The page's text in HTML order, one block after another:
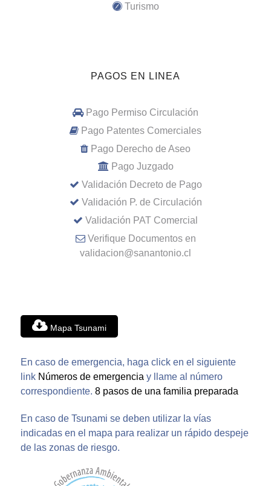
Turismo
PAGOS EN LINEA
Pago Permiso Circulación
Pago Patentes Comerciales
Pago Derecho de Aseo
Pago Juzgado
Validación Decreto de Pago
Validación P. de Circulación
Validación PAT Comercial
Verifique Documentos en
validacion@sanantonio.cl
Mapa Tsunami
En caso de emergencia, haga click en el siguiente
link Números de emergencia y llame al número
correspondiente. 8 pasos de una familia preparada
En caso de Tsunami se deben utilizar la vías
indicadas en el mapa para realizar un rápido despeje
de las zonas de riesgo.